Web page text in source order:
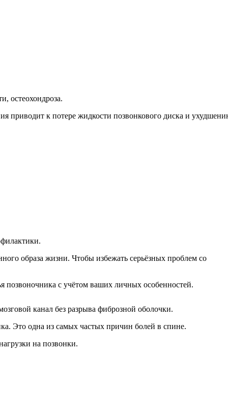
остеохондроза.
приводит к потере жидкости позвонкового диска и
образа жизни. Чтобы избежать серьёзных проблем со
с учётом ваших личных особенностей.
канал без разрыва фиброзной оболочки.
Это одна из самых частых причин болей в спине.
на позвонки.